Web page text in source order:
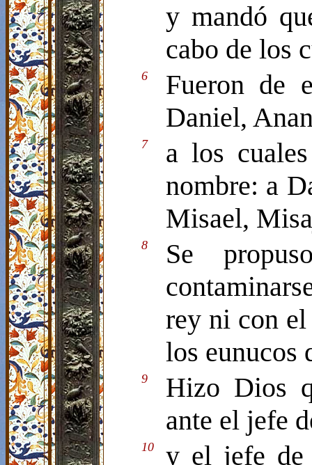
y mandó
cabo de los
6
Fueron de
Daniel,
7
a los
nombre: a
Misael,
8
Se
rey ni con
los eunucos
9
Hizo Dios
ante el jefe
10
y el jefe de